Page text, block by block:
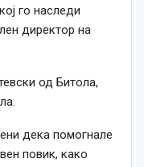
го наследи
директор на
од Битола,
дека помогнале
повик, како